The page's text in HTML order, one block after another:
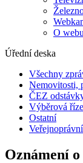
O webu
Úřední deska
Všechny
Nemovitosti,
ČEZ
Výběrová
Ostatní
Oznámení